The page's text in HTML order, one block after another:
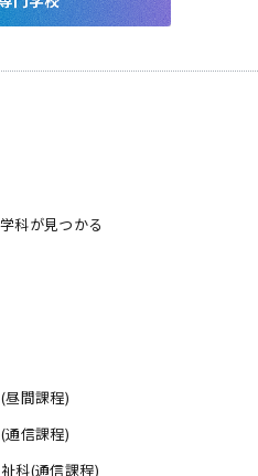
科が見つかる
昼間課程)
通信課程)
科(通信課程)